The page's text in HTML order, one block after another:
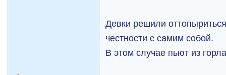
Девки решили
честности с самим собой.
В этом случае пьют из